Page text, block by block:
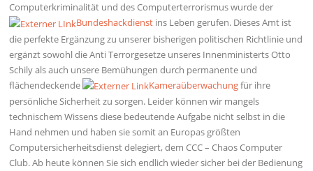
Computerkriminalität und des Computerterrorismus wurde der
Bundeshackdienst ins Leben gerufen. Dieses Amt ist
die perfekte Ergänzung zu unserer bisherigen politischen Richtlinie und
ergänzt sowohl die Anti Terrorgesetze unseres Innenministerts Otto
Schily als auch unsere Bemühungen durch permanente und
flächendeckende
Kameraüberwachungfür ihre
persönliche Sicherheit zu sorgen. Leider können wir mangels
technischem Wissens diese bedeutende Aufgabe nicht selbst in die
Hand nehmen und haben sie somit an Europas größten
Computersicherheitsdienst delegiert, dem CCC – Chaos Computer
Club. Ab heute können Sie sich endlich wieder sicher bei der Bedienung